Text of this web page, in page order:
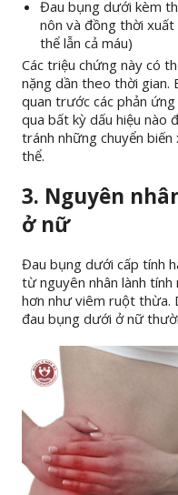
Đau bụng dưới kèm
nôn và đồng thời
thể lẫn cả máu)
Các triệu chứng này có
nặng dần theo thời gian.
quan trước các phản
qua bất kỳ dấu hiệu nào
tránh những chuyển
thể.
3. Nguyên
ở nữ
Đau bụng dưới cấp tính
từ nguyên nhân lành
hơn như viêm ruột thừa.
đau bụng dưới ở nữ